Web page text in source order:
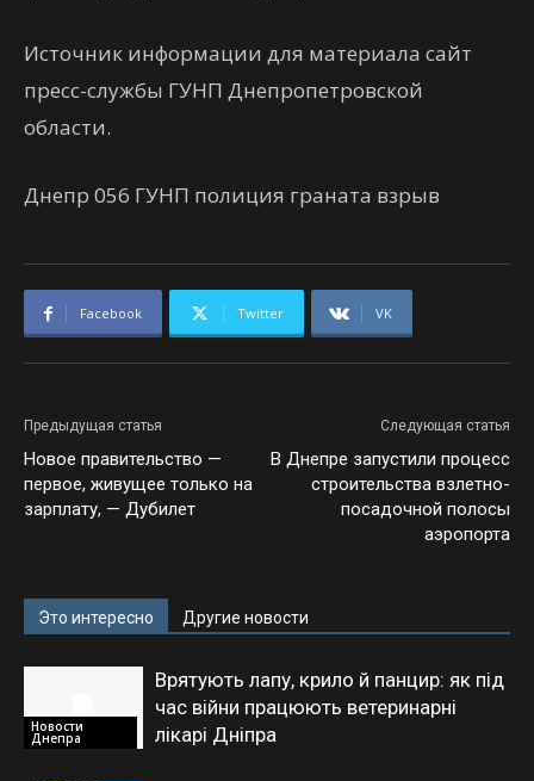
Источник информации для материала сайт
пресс-службы ГУНП Днепропетровской
области.
Днепр 056 ГУНП полиция граната взрыв
Facebook Twitter VK
Предыдущая статья
Новое правительство —
первое, живущее только на
зарплату, — Дубилет
Следующая статья
В Днепре запустили процесс
строительства взлетно-
посадочной полосы
аэропорта
Это интересно Другие новости
Новости
Днепра
Врятують лапу, крило й панцир: як під
час війни працюють ветеринарні
лікарі Дніпра